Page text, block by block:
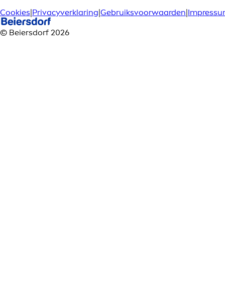
Cookies|Privacyverklaring|Gebruiksvoorwaarden|
© Beiersdorf 2026